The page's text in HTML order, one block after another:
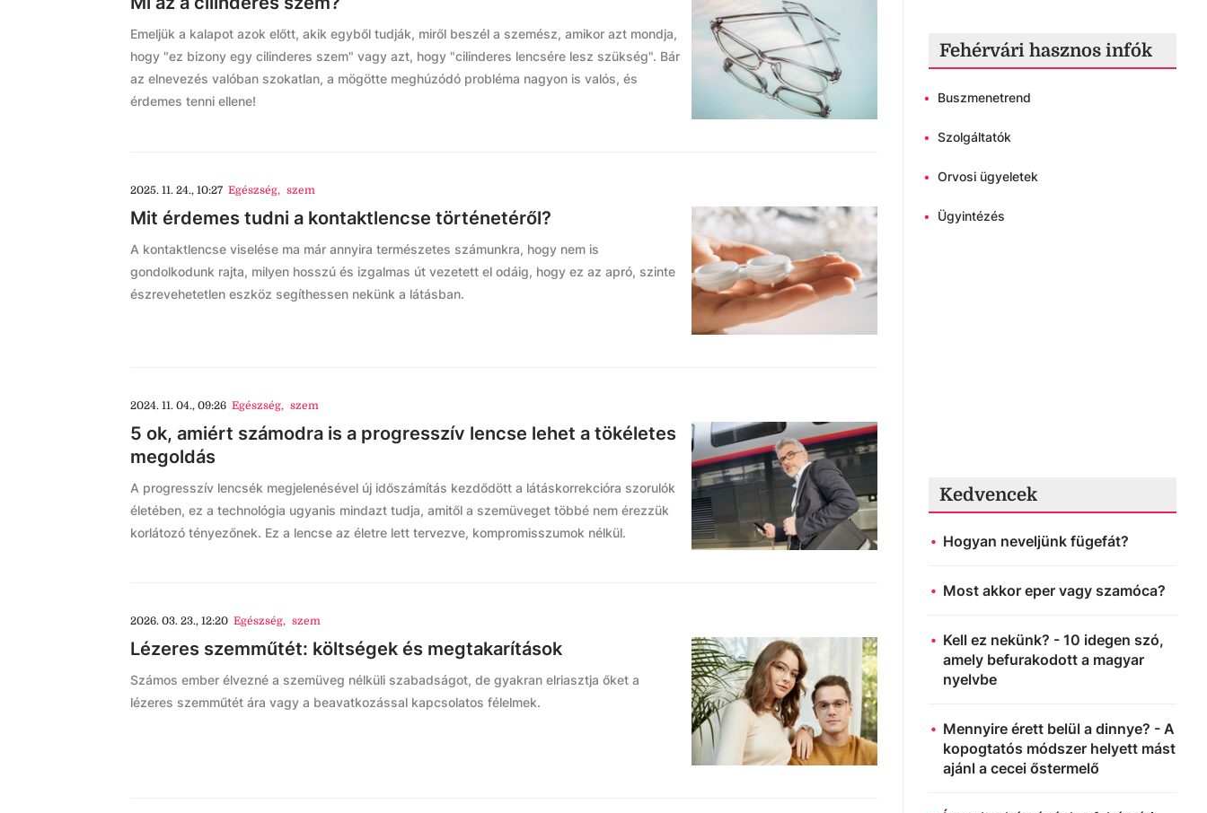
Emeljük a kalapot azok előtt, akik egyből tudják, miről beszél a szemész, amikor azt mondja,
hogy "ez bizony egy cilinderes szem" vagy azt, hogy "cilinderes lencsére lesz szükség". Bár
az elnevezés valóban szokatlan, a mögötte meghúzódó probléma nagyon is valós, és
érdemes tenni ellene!
2025. 11. 24., 10:27 Egészség, szem
Mit érdemes tudni a kontaktlencse történetéről?
A kontaktlencse viselése ma már annyira természetes számunkra, hogy nem is
gondolkodunk rajta, milyen hosszú és izgalmas út vezetett el odáig, hogy ez az apró, szinte
észrevehetetlen eszköz segíthessen nekünk a látásban.
2024. 11. 04., 09:26 Egészség, szem
5 ok, amiért számodra is a progresszív lencse lehet a tökéletes
megoldás
A progresszív lencsék megjelenésével új időszámítás kezdődött a látáskorrekcióra szorulók
életében, ez a technológia ugyanis mindazt tudja, amitől a szemüveget többé nem érezzük
korlátozó tényezőnek. Ez a lencse az életre lett tervezve, kompromisszumok nélkül.
2026. 03. 23., 12:20 Egészség, szem
Lézeres szemműtét: költségek és megtakarítások
Számos ember élvezné a szemüveg nélküli szabadságot, de gyakran elriasztja őket a
lézeres szemműtét ára vagy a beavatkozással kapcsolatos félelmek.
Fehérvári hasznos infók
• Buszmenetrend
• Szolgáltatók
• Orvosi ügyeletek
• Ügyintézés
Kedvencek
Hogyan neveljünk fügefát?
Most akkor eper vagy szamóca?
Kell ez nekünk? - 10 idegen szó,
amely befurakodott a magyar
nyelvbe
Mennyire érett belül a dinnye? - A
kopogtatós módszer helyett mást
ajánl a cecei őstermelő